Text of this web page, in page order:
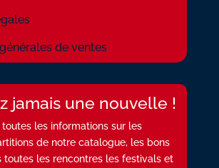
de ventes
jamais une nouvelle !
toutes les informations sur les
de notre catalogue, les bons
toutes les rencontres les festivals et